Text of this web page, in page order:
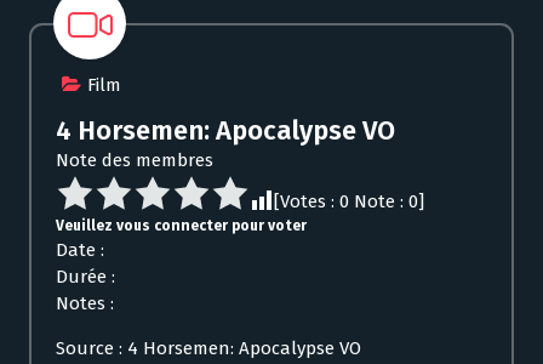
Film
4 Horsemen: Apocalypse VO
Note des membres
[Votes : 0 Note : 0]
Veuillez vous connecter pour voter
Date :
Durée :
Notes :
Source : 4 Horsemen: Apocalypse VO